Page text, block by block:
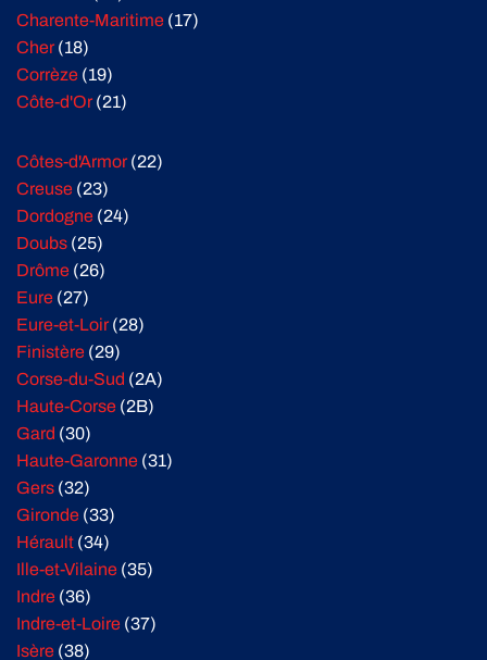
Charente-Maritime (17)
Cher(18)
Corrèze (19)
Côte-d'Or(21)
Côtes-d'Armor(22)
Creuse (23)
Dordogne (24)
Doubs (25)
Drôme (26)
Eure (27)
Eure-et-Loir(28)
Finistère (29)
Corse-du-Sud (2A)
Haute-Corse (2B)
Gard (30)
Haute-Garonne (31)
Gers (32)
Gironde (33)
Hérault (34)
Ille-et-Vilaine (35)
Indre (36)
Indre-et-Loire (37)
Isère (38)